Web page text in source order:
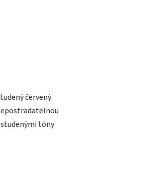
červený
studenými tóny